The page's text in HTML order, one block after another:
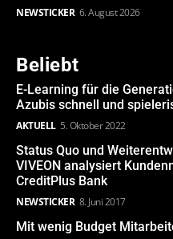
NEWSTICKER 6. August 2026
Beliebt
E-Learning für die
Azubis schnell und
AKTUELL 5. Oktober 2022
Status Quo und
VIVEON analysiert
CreditPlus Bank
NEWSTICKER 8. Juni 2017
Mit wenig Budget